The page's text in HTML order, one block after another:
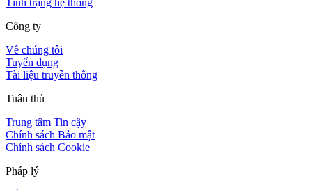
Công ty
Về chúng tôi
Tuyển dụng
Tài liệu truyền thông
Tuân thủ
Trung tâm Tin cậy
Chính sách Bảo mật
Chính sách Cookie
Pháp lý